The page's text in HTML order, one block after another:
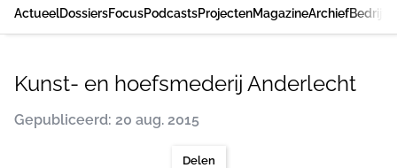
ActueelDossiersFocusPodcastsProjectenMagazineArchief
Kunst- en hoefsmederij Anderlecht
Gepubliceerd: 20 aug. 2015
Delen